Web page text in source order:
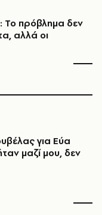
Το πρόβλημα δεν
αλλά οι
για Εύα
μαζί μου, δεν